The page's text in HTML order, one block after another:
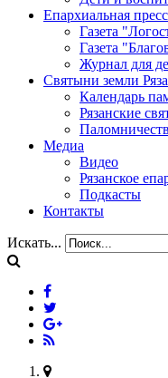
Епархиальная
Газета
Газета
Журнал для
Святыни земли
Календарь
Рязанские
Медиа
Видео
Рязанское
Подкасты
Контакты
Искать...